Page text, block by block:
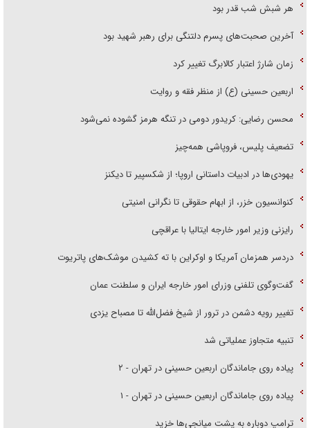
هر شبش شب قدر بود
آخرین صحبت‌های پسرم دلتنگی برای رهبر شهید بود
زمان شارژ اعتبار کالابرگ تغییر کرد
اربعین حسینی (ع) از منظر فقه و روایت
محسن رضایی: کریدور دومی در تنگه هرمز گشوده نمی‌شود
تضعیف پلیس، فروپاشی همه‌چیز
یهودی‌ها در ادبیات داستانی اروپا؛ از شکسپیر تا دیکنز
کنوانسیون خزر، از ابهام حقوقی تا نگرانی امنیتی
رایزنی وزیر امور خارجه ایتالیا با عراقچی
دردسر همزمان آمریکا و اوکراین با ته کشیدن موشک‌های پاتریوت
گفت‌وگوی تلفنی وزرای امور خارجه ایران و سلطنت عمان
تغییر رویه دشمن در ترور از شیخ فضل‌الله تا مصباح یزدی
تنبیه متجاوز عملیاتی شد
پیاده روی جاماندگان اربعین حسینی در تهران - ۲
پیاده روی جاماندگان اربعین حسینی در تهران - ۱
ترامپ دوباره به پشت میانجی‌ها خزید